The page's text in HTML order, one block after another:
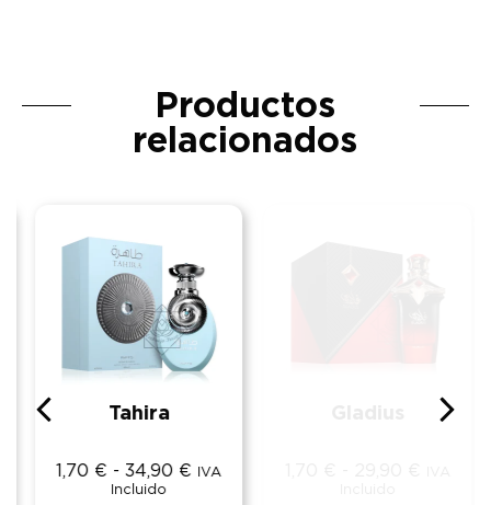
Productos
relacionados
Tahira
1,70€ - 34,90€ IVA
Incluido